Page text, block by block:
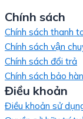
Chính sách
Chính sách thanh
Chính sách vận
Chính sách đổi trả
Chính sách bảo
Điều khoản
Điều khoản sử